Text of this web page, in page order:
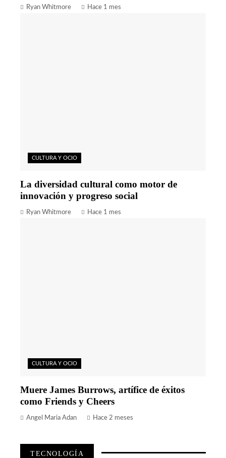
Ryan Whitmore Hace 1 mes
CULTURA Y OCIO
La diversidad cultural como motor de
innovación y progreso social
Ryan Whitmore Hace 1 mes
CULTURA Y OCIO
Muere James Burrows, artífice de éxitos
como Friends y Cheers
Angel Maria Adan Hace 2 meses
TECNOLOGÍA